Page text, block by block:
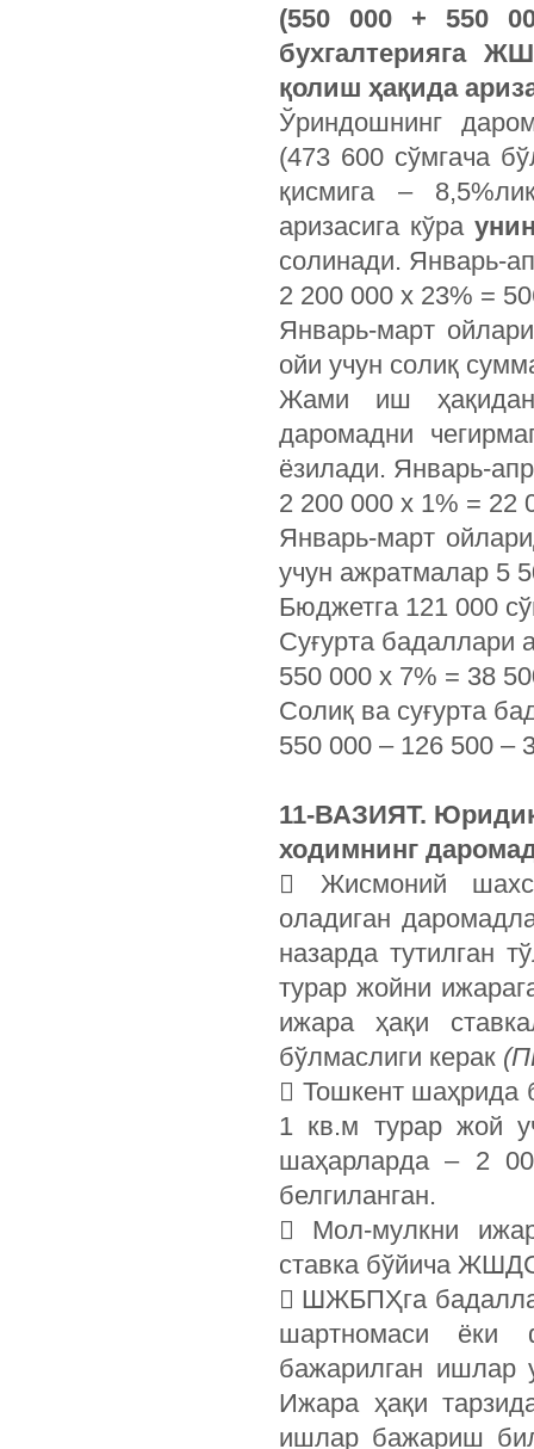
(550 000 + 550
бухгалтерияга
қолиш ҳақида
Ўриндошнинг
(473 600 сўмгача
қисмига –
аризасига кўра
солинади. Январь-
2 200 000 х 23% =
Январь-март
ойи учун солиқ
Жами иш ҳақидан
даромадни
ёзилади. Январь-
2 200 000 х 1% = 22
Январь-март
учун ажратмалар 5
Бюджетга 121 000
Суғурта бадаллари
550 000 х 7% = 38
Солиқ ва суғурта
550 000 – 126 500 –
11-ВАЗИЯТ.
ходимнинг
 Жисмоний
оладиган
назарда тутилган
турар жойни
ижара ҳақи
бўлмаслиги керак
 Тошкент шаҳрида
1 кв.м турар жой
шаҳарларда – 2
белгиланган.
 Мол-мулкни
ставка бўйича
 ШЖБПҲга
шартномаси ёки
бажарилган ишлар
Ижара ҳақи
ишлар бажариш